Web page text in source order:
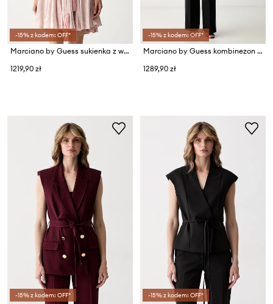
-15% z kodem: OFF*
Marciano by Guess sukienka z wiskozą HADIL
1219,90 zł
-15% z kodem: OFF*
Marciano by Guess kombinezon kopertowy damski HADIL
1289,90 zł
-15% z kodem: OFF* -15% z kodem: OFF*